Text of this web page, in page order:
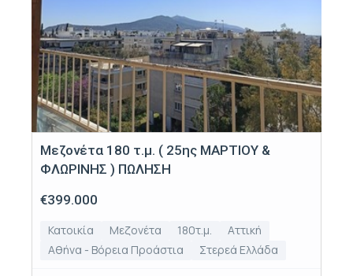
Μεζονέτα 180 τ.μ. ( 25ης ΜΑΡΤΙΟΥ &
ΦΛΩΡΙΝΗΣ ) ΠΩΛΗΣΗ
€399.000
Κατοικία Μεζονέτα 180τ.μ.
Αττική
Αθήνα - Βόρεια Προάστια
Στερεά Ελλάδα